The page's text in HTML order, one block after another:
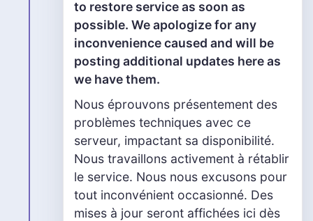
to restore service as soon as
possible. We apologize for any
inconvenience caused and will be
posting additional updates here as
we have them.
Nous éprouvons présentement des
problèmes techniques avec ce
serveur, impactant sa disponibilité.
Nous travaillons activement à rétablir
le service. Nous nous excusons pour
tout inconvénient occasionné. Des
mises à jour seront affichées ici dès